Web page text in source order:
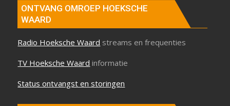
ONTVANG OMROEP HOEKSCHE
WAARD
Radio Hoeksche Waard streams en frequenties
TV Hoeksche Waard informatie
Status ontvangst en storingen